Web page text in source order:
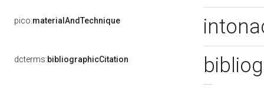
pico:materialAndTechnique
dcterms:bibliographicCitation